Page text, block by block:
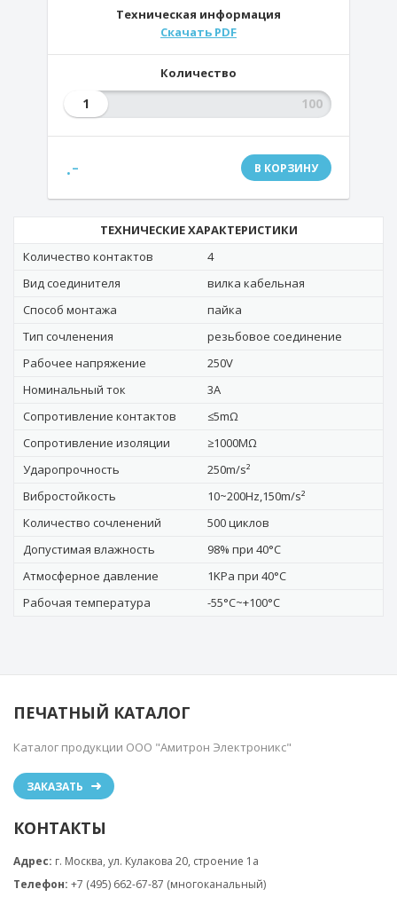
Техническая информация
Скачать PDF
Количество
1
.- В КОРЗИНУ
ТЕХНИЧЕСКИЕ ХАРАКТЕРИСТИКИ
Количество контактов
4
Вид соединителя
вилка кабельная
Способ монтажа
пайка
Тип сочленения
резьбовое соединение
Рабочее напряжение
250V
Номинальный ток
3A
Сопротивление контактов
≤5mΩ
Сопротивление изоляции
≥1000MΩ
Ударопрочность
250m/s²
Вибростойкость
10~200Hz,150m/s²
Количество сочленений
500 циклов
Допустимая влажность
98% при 40°C
Атмосферное давление
1KPa при 40°C
Рабочая температура
-55°C~+100°C
ПЕЧАТНЫЙ КАТАЛОГ
Каталог продукции ООО "Амитрон Электроникс"
ЗАКАЗАТЬ
КОНТАКТЫ
Адрес: г. Москва, ул. Кулакова 20, строение 1a
Телефон: +7 (495) 662-67-87 (многоканальный)